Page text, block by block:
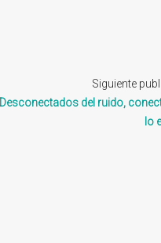
Siguiente
Desconectados del ruido,
lo